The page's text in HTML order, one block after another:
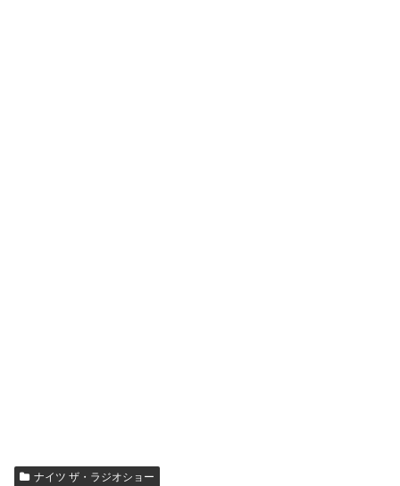
ナイツ ザ・ラジオショー